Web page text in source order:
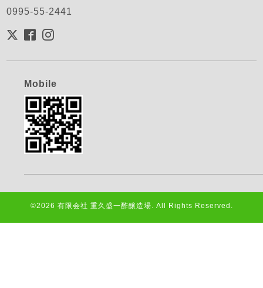
0995-55-2441
Mobile
©2026 有限会社 重久盛一酢醸造場. All Rights Reserved.